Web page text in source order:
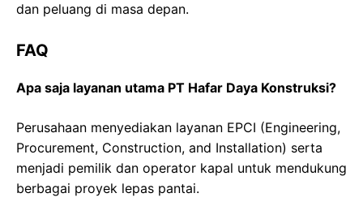
dan peluang di masa depan.
FAQ
Apa saja layanan utama PT Hafar Daya Konstruksi?
Perusahaan menyediakan layanan EPCI (Engineering,
Procurement, Construction, and Installation) serta
menjadi pemilik dan operator kapal untuk mendukung
berbagai proyek lepas pantai.